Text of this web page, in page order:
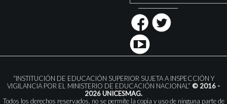
“INSTITUCIÓN DE EDUCACIÓN SUPERIOR SUJETA A INSPECCIÓN Y
VIGILANCIA POR EL MINISTERIO DE EDUCACIÓN NACIONAL” © 2016 -
2026 UNICESMAG.
Todos los derechos reservados, no se permite la copia y uso de ninguna parte de